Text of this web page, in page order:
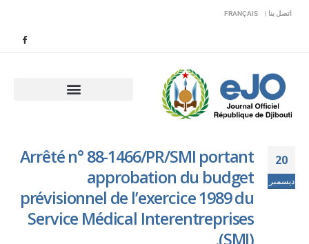
اتصل بنا | FRANÇAIS
20
ديسمبر
Arrêté n° 88-1466/PR/SMI portant
approbation du budget
prévisionnel de l’exercice 1989 du
Service Médical Interentreprises
(SMI).